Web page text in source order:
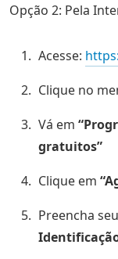
Opção 2: Pela
Acesse:
Clique no
Vá em
gratuitos”
Clique em
Preencha